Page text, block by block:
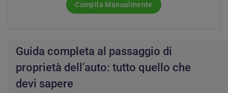
Compila Manualmente
Guida completa al passaggio di
proprietà dell’auto: tutto quello che
devi sapere